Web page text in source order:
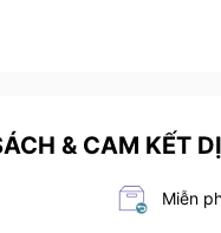
& CAM KẾT
Miễn